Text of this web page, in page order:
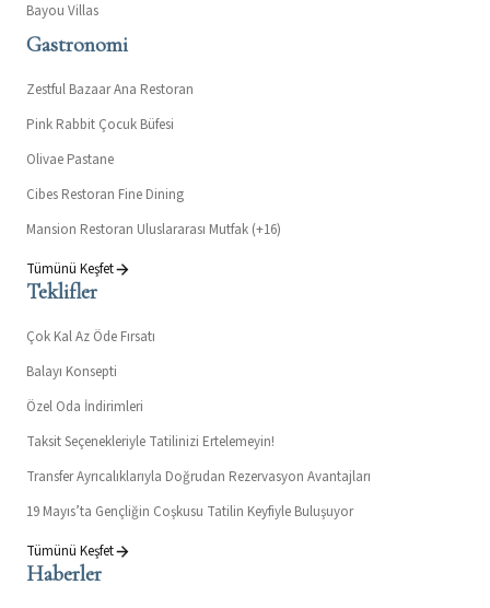
Bayou Villas
Gastronomi
Zestful Bazaar Ana Restoran
Pink Rabbit Çocuk Büfesi
Olivae Pastane
Cibes Restoran Fine Dining
Mansion Restoran Uluslararası Mutfak (+16)
Tümünü Keşfet
Teklifler
Çok Kal Az Öde Fırsatı
Balayı Konsepti
Özel Oda İndirimleri
Taksit Seçenekleriyle Tatilinizi Ertelemeyin!
Transfer Ayrıcalıklarıyla Doğrudan Rezervasyon Avantajları
19 Mayıs’ta Gençliğin Coşkusu Tatilin Keyfiyle Buluşuyor
Tümünü Keşfet
Haberler